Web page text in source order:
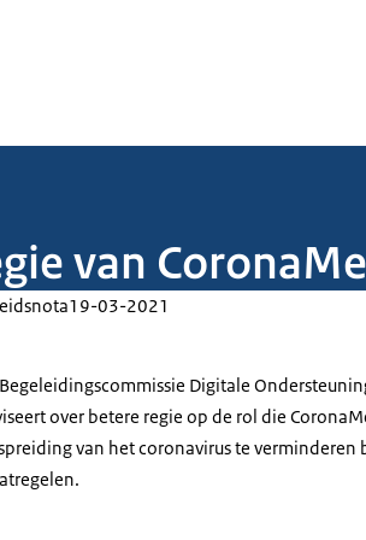
van
19-03-2021
Digitale
over betere regie op de rol die
van het coronavirus te verminderen